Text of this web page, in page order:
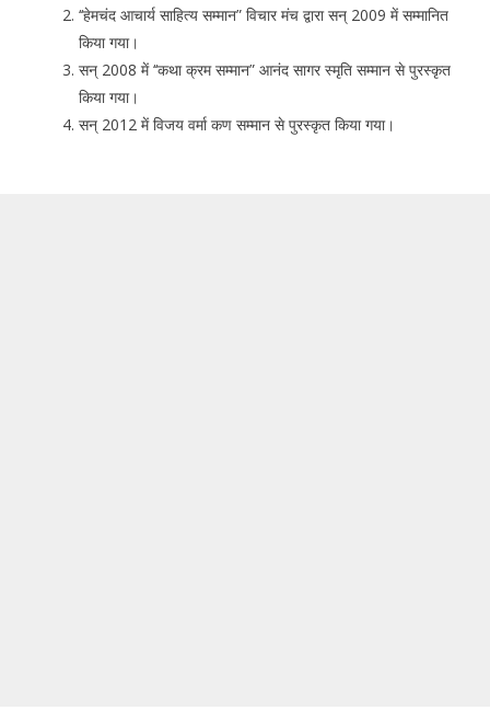
‘‘हेमचंद आचार्य साहित्य सम्मान” विचार मंच द्वारा सन् 2009 में सम्मानित
किया गया।
सन् 2008 में ‘‘कथा क्रम सम्मान” आनंद सागर स्मृति सम्मान से पुरस्कृत
किया गया।
सन् 2012 में विजय वर्मा कण सम्मान से पुरस्कृत किया गया।